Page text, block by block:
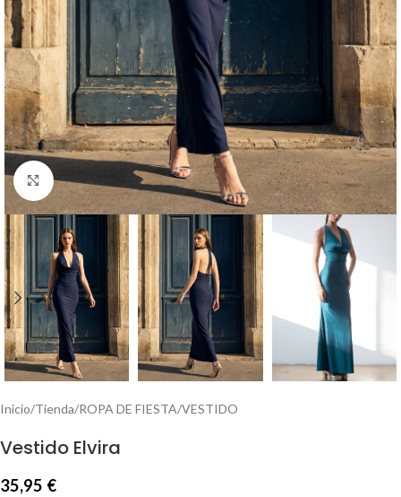
Abrir imagen
Inicio/Tienda/ROPA DE FIESTA/VESTIDO
Vestido Elvira
35,95 €